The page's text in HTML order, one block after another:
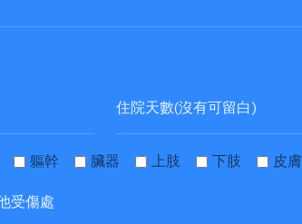
軀幹 臟器 上肢 下肢 皮膚